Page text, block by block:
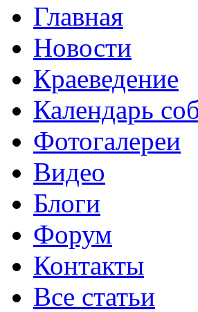
Главная
Новости
Краеведение
Календарь
Фотогалереи
Видео
Блоги
Форум
Контакты
Все статьи